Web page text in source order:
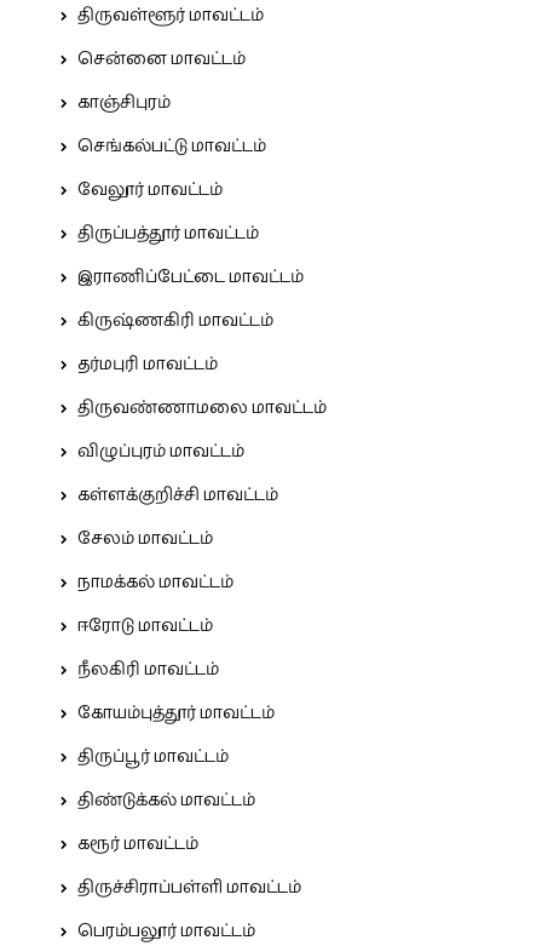
திருவள்ளூர் மாவட்டம்
சென்னை மாவட்டம்
காஞ்சிபுரம்
செங்கல்பட்டு மாவட்டம்
வேலூர் மாவட்டம்
திருப்பத்தூர் மாவட்டம்
இராணிப்பேட்டை மாவட்டம்
கிருஷ்ணகிரி மாவட்டம்
தர்மபுரி மாவட்டம்
திருவண்ணாமலை மாவட்டம்
விழுப்புரம் மாவட்டம்
கள்ளக்குறிச்சி மாவட்டம்
சேலம் மாவட்டம்
நாமக்கல் மாவட்டம்
ஈரோடு மாவட்டம்
நீலகிரி மாவட்டம்
கோயம்புத்தூர் மாவட்டம்
திருப்பூர் மாவட்டம்
திண்டுக்கல் மாவட்டம்
கரூர் மாவட்டம்
திருச்சிராப்பள்ளி மாவட்டம்
பெரம்பலூர் மாவட்டம்